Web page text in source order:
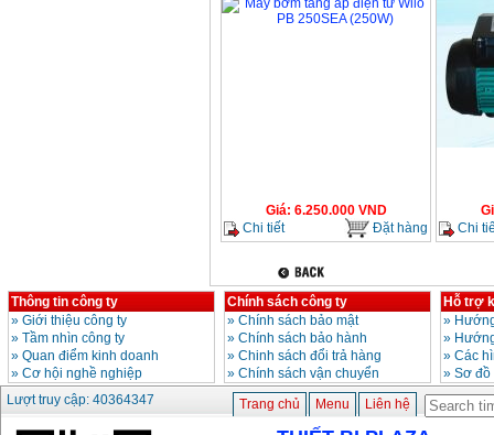
Giá: 6.250.000VND
Chi tiết
Đặt hàng
Chi
Thông tin công ty
» Giới thiệu công ty
» Tầm nhìn công ty
» Quan điểm kinh doanh
» Cơ hội nghề nghiệp
Chính sách công ty
» Chính sách bảo mật
» Chính sách bảo hành
» Chinh sách đổi trả hàng
» Chính sách vận chuyển
Hỗ trợ
»
»
» Các
» Sơ
Lượt truy cập: 40364347
Trang chủ Menu Liên hệ